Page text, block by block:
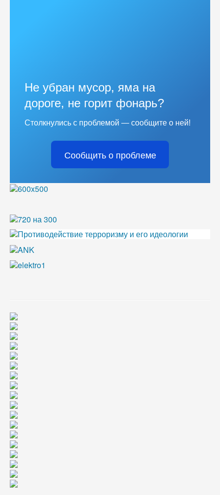
Не убран мусор, яма на
дороге, не горит фонарь?
Столкнулись с проблемой — сообщите о ней!
Сообщить о проблеме